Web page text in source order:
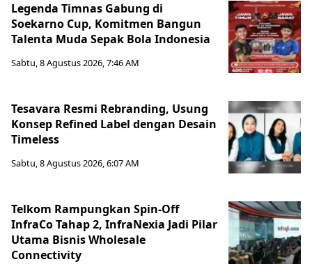
Legenda Timnas Gabung di
Soekarno Cup, Komitmen Bangun
Talenta Muda Sepak Bola Indonesia
Sabtu, 8 Agustus 2026, 7:46 AM
Tesavara Resmi Rebranding, Usung
Konsep Refined Label dengan Desain
Timeless
Sabtu, 8 Agustus 2026, 6:07 AM
Telkom Rampungkan Spin-Off
InfraCo Tahap 2, InfraNexia Jadi Pilar
Utama Bisnis Wholesale
Connectivity